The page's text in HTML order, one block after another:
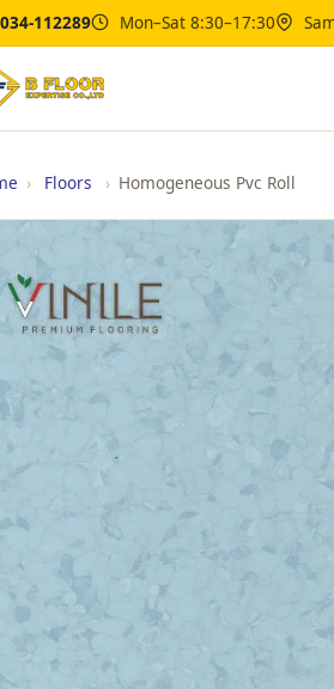
034-112289 Mon–Sat 8:30–17:30
› Floors › Homogeneous Pvc Roll